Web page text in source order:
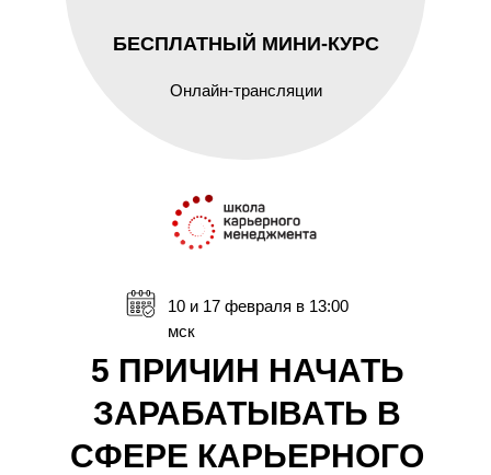
5 ПРИЧИН НАЧАТЬ
ЗАРАБАТЫВАТЬ В
СФЕРЕ КАРЬЕРНОГО
10 и 17 февраля в 13:00
мск
БЕСПЛАТНЫЙ МИНИ-КУРС
Онлайн-трансляции